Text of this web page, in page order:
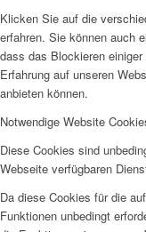
Klicken Sie auf die
erfahren. Sie können auch
dass das Blockieren
Erfahrung auf unseren
anbieten können.
Notwendige Website
Diese Cookies sind
Webseite verfügbaren
Da diese Cookies für die
Funktionen unbedingt